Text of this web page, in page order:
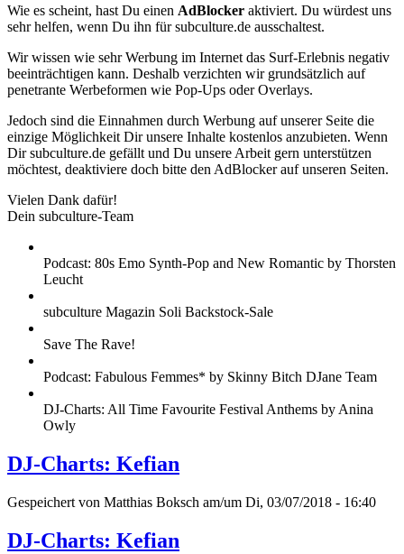
Wie es scheint, hast Du einen AdBlocker aktiviert. Du würdest uns
sehr helfen, wenn Du ihn für subculture.de ausschaltest.
Wir wissen wie sehr Werbung im Internet das Surf-Erlebnis negativ
beeinträchtigen kann. Deshalb verzichten wir grundsätzlich auf
penetrante Werbeformen wie Pop-Ups oder Overlays.
Jedoch sind die Einnahmen durch Werbung auf unserer Seite die
einzige Möglichkeit Dir unsere Inhalte kostenlos anzubieten. Wenn
Dir subculture.de gefällt und Du unsere Arbeit gern unterstützen
möchtest, deaktiviere doch bitte den AdBlocker auf unseren Seiten.
Vielen Dank dafür!
Dein subculture-Team
Podcast: 80s Emo Synth-Pop and New Romantic by Thorsten
Leucht
subculture Magazin Soli Backstock-Sale
Save The Rave!
Podcast: Fabulous Femmes* by Skinny Bitch DJane Team
DJ-Charts: All Time Favourite Festival Anthems by Anina
Owly
DJ-Charts: Kefian
Gespeichert von Matthias Boksch am/um Di, 03/07/2018 - 16:40
DJ-Charts: Kefian